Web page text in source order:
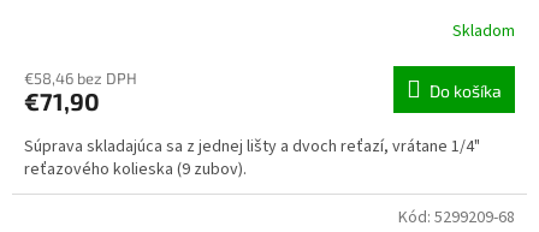
Skladom
€58,46 bez DPH
€71,90 Do košíka
Súprava skladajúca sa z jednej lišty a dvoch reťazí, vrátane 1/4"
reťazového kolieska (9 zubov).
Kód: 5299209-68